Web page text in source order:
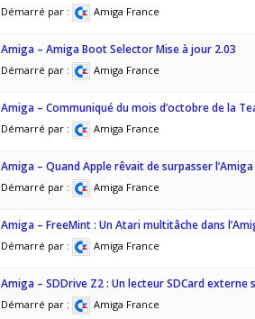
Démarré par : Amiga France
Amiga – Amiga Boot Selector Mise à jour 2.03
Démarré par : Amiga France
Amiga – Communiqué du mois d’octobre de la
Démarré par : Amiga France
Amiga – Quand Apple rêvait de surpasser l’Amiga
Démarré par : Amiga France
Amiga – FreeMint : Un Atari multitâche dans
Démarré par : Amiga France
Amiga – SDDrive Z2 : Un lecteur SDCard externe
Démarré par : Amiga France